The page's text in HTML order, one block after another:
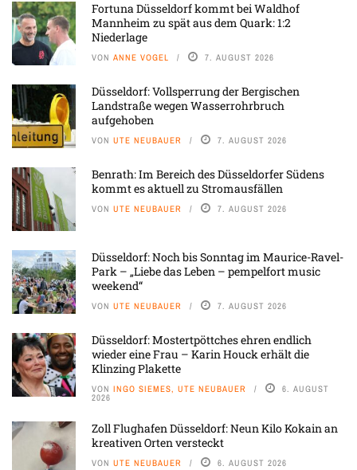
Fortuna Düsseldorf kommt bei Waldhof
Mannheim zu spät aus dem Quark: 1:2
Niederlage
VON ANNE VOGEL 7. AUGUST 2026
Düsseldorf: Vollsperrung der Bergischen
Landstraße wegen Wasserrohrbruch
aufgehoben
VON UTE NEUBAUER 7. AUGUST 2026
Benrath: Im Bereich des Düsseldorfer Südens
kommt es aktuell zu Stromausfällen
VON UTE NEUBAUER 7. AUGUST 2026
Düsseldorf: Noch bis Sonntag im Maurice-Ravel-
Park – „Liebe das Leben – pempelfort music
weekend“
VON UTE NEUBAUER 7. AUGUST 2026
Düsseldorf: Mostertpöttches ehren endlich
wieder eine Frau – Karin Houck erhält die
Klinzing Plakette
VON INGO SIEMES, UTE NEUBAUER 6. AUGUST
2026
Zoll Flughafen Düsseldorf: Neun Kilo Kokain an
kreativen Orten versteckt
VON UTE NEUBAUER 6. AUGUST 2026